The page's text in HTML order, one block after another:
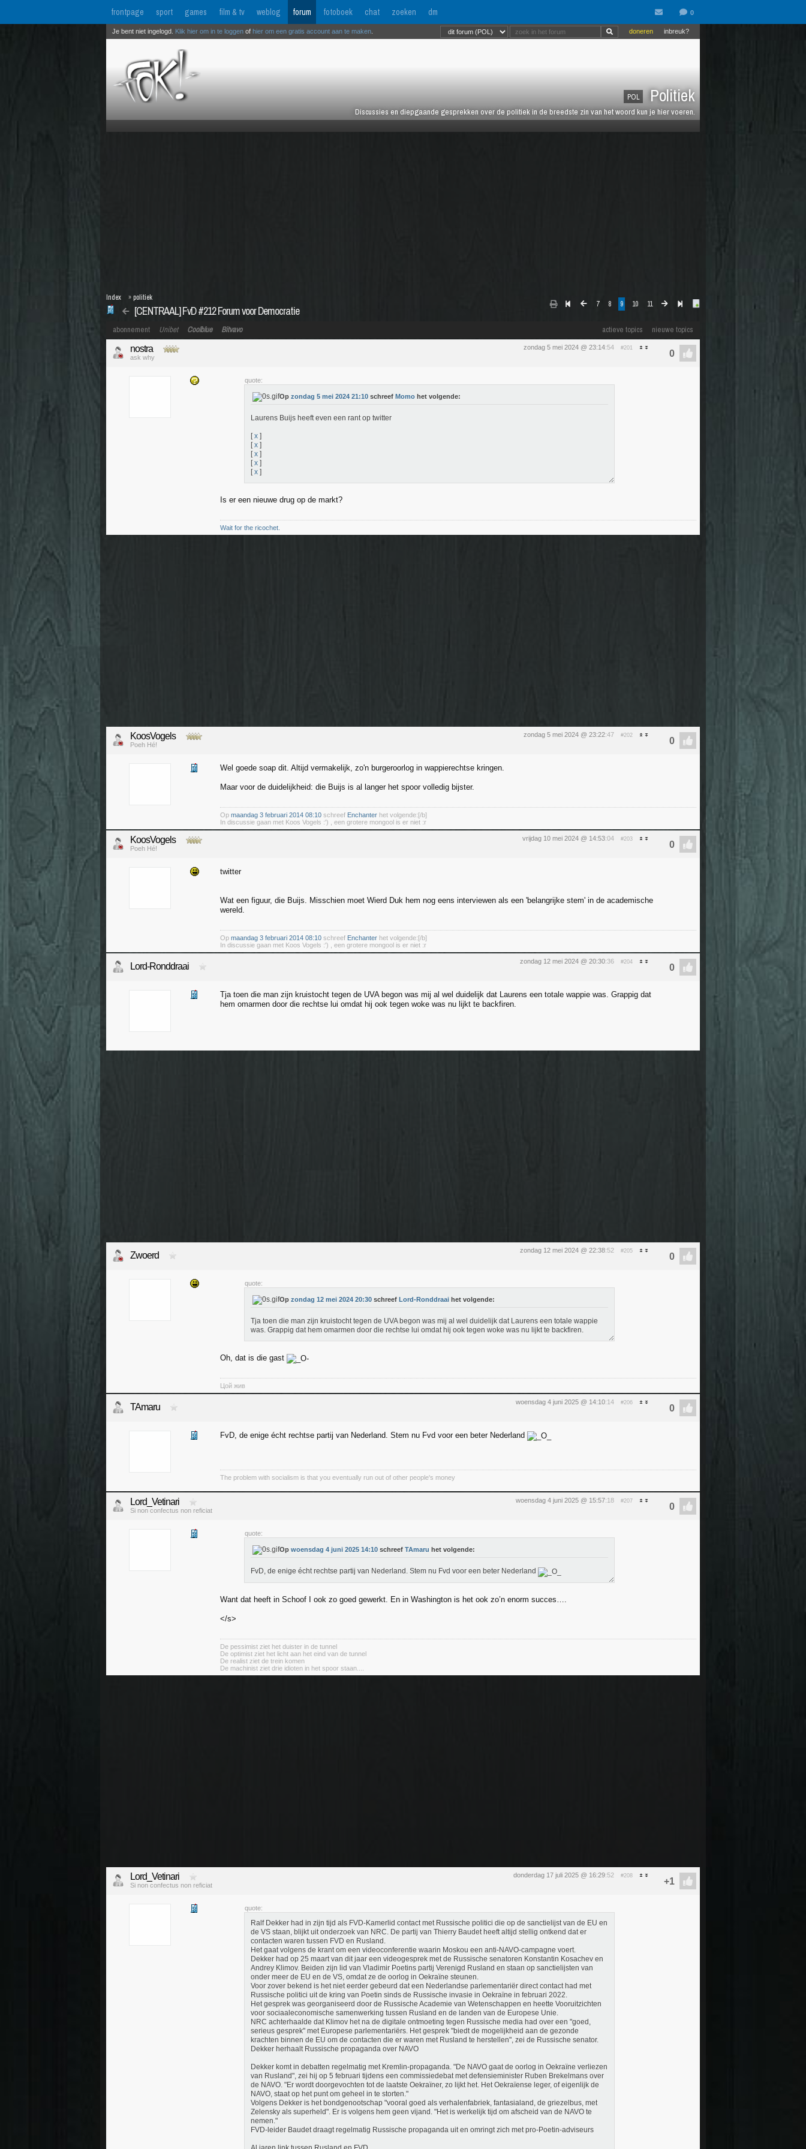
frontpage sport games film & tv weblog forum fotoboek chat zoeken dm
POL Politiek
Discussies en diepgaande gesprekken over de politiek in de breedste zin van het woord kun je hier voeren.
inbreuk?
doneren
Je bent niet ingelogd. Klik hier om in te loggen of hier om een gratis account aan te maken
7 8 9 10 11
[CENTRAAL] FvD #212 Forum voor Democratie
Index » politiek
actieve topics nieuwe topics
abonnement Unibet Coolblue Bitvavo
zondag 5 mei 2024 @ 23:14:54 #201
nostra
ask why
quote:
Op zondag 5 mei 2024 21:10 schreef Momo het volgende:
Laurens Buijs heeft even een rant op twitter
[x ]
[x ]
[x ]
[x ]
[x ]
Is er een nieuwe drug op de markt?
Wait for the ricochet.
zondag 5 mei 2024 @ 23:22:47 #202
KoosVogels
Poeh Hé!
Wel goede soap dit. Altijd vermakelijk, zo'n burgeroorlog in wappierechtse kringen.
Maar voor de duidelijkheid: die Buijs is al langer het spoor volledig bijster.
Op maandag 3 februari 2014 08:10 schreef Enchanter het volgende:[/b]
In discussie gaan met Koos Vogels :') , een grotere mongool is er niet :r
vrijdag 10 mei 2024 @ 14:53:04 #203
KoosVogels
Poeh Hé!
twitter
Wat een figuur, die Buijs. Misschien moet Wierd Duk hem nog eens interviewen als een 'belangrijke stem' in de academische
wereld.
Op maandag 3 februari 2014 08:10 schreef Enchanter het volgende:[/b]
In discussie gaan met Koos Vogels :') , een grotere mongool is er niet :r
zondag 12 mei 2024 @ 20:30:36 #204
Lord-Ronddraai
Tja toen die man zijn kruistocht tegen de UVA begon was mij al wel duidelijk dat Laurens een totale wappie was. Grappig dat
hem omarmen door die rechtse lui omdat hij ook tegen woke was nu lijkt te backfiren.
zondag 12 mei 2024 @ 22:38:52 #205
Zwoerd
quote:
Op zondag 12 mei 2024 20:30 schreef Lord-Ronddraai het volgende:
Tja toen die man zijn kruistocht tegen de UVA begon was mij al wel duidelijk dat Laurens een totale wappie
was. Grappig dat hem omarmen door die rechtse lui omdat hij ook tegen woke was nu lijkt te backfiren.
Oh, dat is die gast
Цой жив
woensdag 4 juni 2025 @ 14:10:14 #206
TAmaru
FvD, de enige écht rechtse partij van Nederland. Stem nu Fvd voor een beter Nederland
The problem with socialism is that you eventually run out of other people's money
woensdag 4 juni 2025 @ 15:57:18 #207
Lord_Vetinari
Si non confectus non reficiat
quote:
Op woensdag 4 juni 2025 14:10 schreef TAmaru het volgende:
FvD, de enige écht rechtse partij van Nederland. Stem nu Fvd voor een beter Nederland
Want dat heeft in Schoof I ook zo goed gewerkt. En in Washington is het ook zo’n enorm succes….
</s>
De pessimist ziet het duister in de tunnel
De optimist ziet het licht aan het eind van de tunnel
De realist ziet de trein komen
De machinist ziet drie idioten in het spoor staan....
donderdag 17 juli 2025 @ 16:29:52 #208
Lord_Vetinari
Si non confectus non reficiat
quote:
Ralf Dekker had in zijn tijd als FVD-Kamerlid contact met Russische politici die op de sanctielijst van de EU en
de VS staan, blijkt uit onderzoek van NRC. De partij van Thierry Baudet heeft altijd stellig ontkend dat er
contacten waren tussen FVD en Rusland.
Het gaat volgens de krant om een videoconferentie waarin Moskou een anti-NAVO-campagne voert.
Dekker had op 25 maart van dit jaar een videogesprek met de Russische senatoren Konstantin Kosachev en
Andrey Klimov. Beiden zijn lid van Vladimir Poetins partij Verenigd Rusland en staan op sanctielijsten van
onder meer de EU en de VS, omdat ze de oorlog in Oekraïne steunen.
Voor zover bekend is het niet eerder gebeurd dat een Nederlandse parlementariër direct contact had met
Russische politici uit de kring van Poetin sinds de Russische invasie in Oekraïne in februari 2022.
Het gesprek was georganiseerd door de Russische Academie van Wetenschappen en heette Vooruitzichten
voor sociaaleconomische samenwerking tussen Rusland en de landen van de Europese Unie.
NRC achterhaalde dat Klimov het na de digitale ontmoeting tegen Russische media had over een "goed,
serieus gesprek" met Europese parlementariërs. Het gesprek "biedt de mogelijkheid aan de gezonde
krachten binnen de EU om de contacten die er waren met Rusland te herstellen", zei de Russische senator.
Dekker herhaalt Russische propaganda over NAVO
Dekker komt in debatten regelmatig met Kremlin-propaganda. "De NAVO gaat de oorlog in Oekraïne verliezen
van Rusland", zei hij op 5 februari tijdens een commissiedebat met defensieminister Ruben Brekelmans over
de NAVO. "Er wordt doorgevochten tot de laatste Oekraïner, zo lijkt het. Het Oekraïense leger, of eigenlijk de
NAVO, staat op het punt om geheel in te storten."
Volgens Dekker is het bondgenootschap "vooral goed als verhalenfabriek, fantasialand, de griezelbus, met
Zelensky als superheld". Er is volgens hem geen vijand. "Het is werkelijk tijd om afscheid van de NAVO te
nemen."
FVD-leider Baudet draagt regelmatig Russische propaganda uit en omringt zich met pro-Poetin-adviseurs